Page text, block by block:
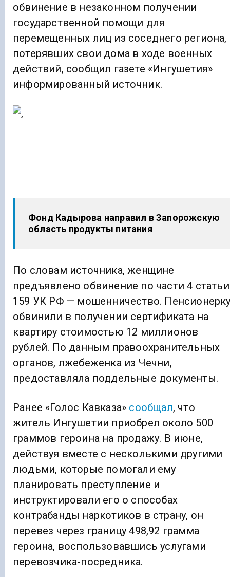
обвинение в незаконном получении
государственной помощи для
перемещенных лиц из соседнего региона,
потерявших свои дома в ходе военных
действий, сообщил газете «Ингушетия»
информированный источник.
Фонд Кадырова направил в Запорожскую
область продукты питания
По словам источника, женщине
предъявлено обвинение по части 4 статьи
159 УК РФ — мошенничество.
обвинили в получении сертификата на
квартиру стоимостью 12 миллионов
рублей. По данным правоохранительных
органов, лжебеженка из Чечни,
предоставляла поддельные документы.
Ранее «Голос Кавказа» сообщал, что
житель Ингушетии приобрел около 500
граммов героина на продажу. В июне,
действуя вместе с несколькими другими
людьми, которые помогали ему
планировать преступление и
инструктировали его о способах
контрабанды наркотиков в страну, он
перевез через границу 498,92 грамма
героина, воспользовавшись услугами
перевозчика-посредника.